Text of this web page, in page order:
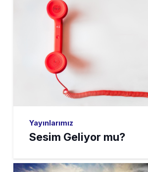
Yayınlarımız
Sesim Geliyor mu?